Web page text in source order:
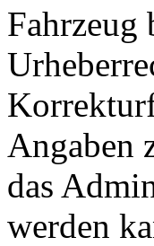
Fahrzeug
Angaben
das
werden